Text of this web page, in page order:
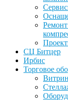
СЦ Битцер
Ирбис
Торговое